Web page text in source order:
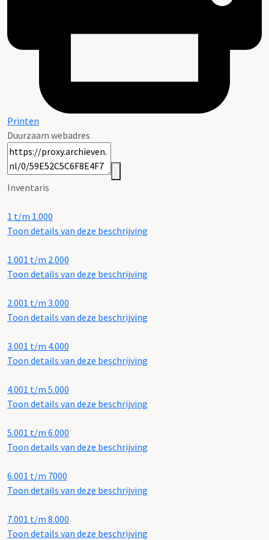
Printen
Duurzaam webadres
Inventaris
1 t/m 1.000
Toon details van deze beschrijving
1.001 t/m 2.000
Toon details van deze beschrijving
2.001 t/m 3.000
Toon details van deze beschrijving
3.001 t/m 4.000
Toon details van deze beschrijving
4.001 t/m 5.000
Toon details van deze beschrijving
5.001 t/m 6.000
Toon details van deze beschrijving
6.001 t/m 7000
Toon details van deze beschrijving
7.001 t/m 8.000
Toon details van deze beschrijving